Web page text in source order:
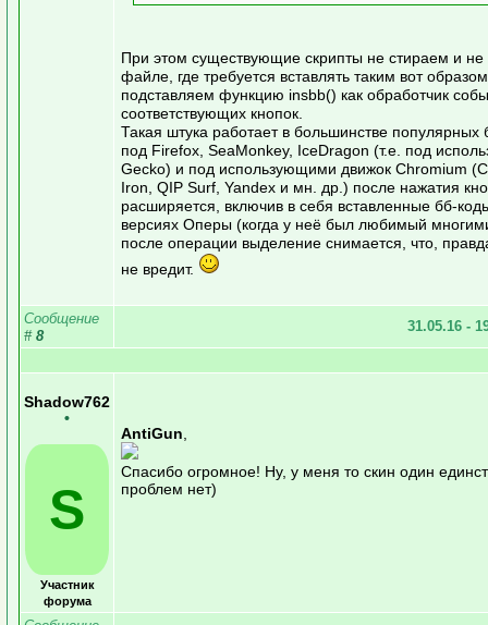
При этом существующие скрипты не стираем и не
файле, где требуется вставлять таким вот
подставляем функцию insbb() как обработчик
соответствующих кнопок.
Такая штука работает в большинстве популярных
под Firefox, SeaMonkey, IceDragon (т.е. под
Gecko) и под использующими движок Chromium
Iron, QIP Surf, Yandex и мн. др.) после нажатия
расширяется, включив в себя вставленные бб-
версиях Оперы (когда у неё был любимый
после операции выделение снимается, что,
не вредит.
Сообщение
# 8
31.05.16 -
Shadow762
•
S
Участник
форума
AntiGun
Спасибо огромное! Ну, у меня то скин один
проблем нет)